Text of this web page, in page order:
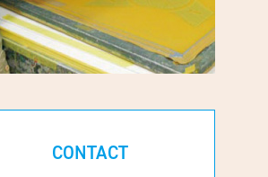
CONTACT